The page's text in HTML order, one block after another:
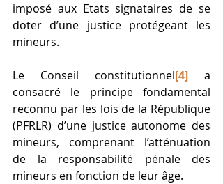
imposé aux Etats signataires de se
doter d’une justice protégeant les
mineurs.
Le Conseil constitutionnel[4] a
consacré le principe fondamental
reconnu par les lois de la République
(PFRLR) d’une justice autonome des
mineurs, comprenant l’atténuation
de la responsabilité pénale des
mineurs en fonction de leur âge.